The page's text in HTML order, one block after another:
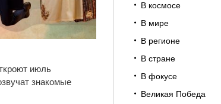
июль
знакомые
В космосе
В мире
В регионе
В стране
В фокусе
Великая Победа